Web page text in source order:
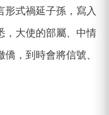
形式禍延子孫，寫入
，大使的部屬、中情
，到時會將信號、